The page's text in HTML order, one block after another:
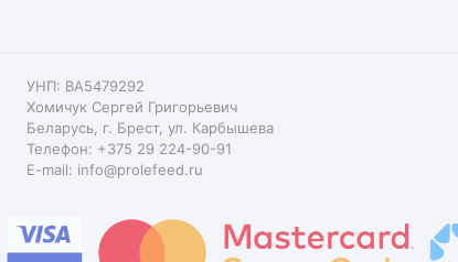
УНП: BA5479292
Хомичук Сергей Григорьевич
Беларусь, г. Брест, ул. Карбышева
Телефон: +375 29 224-90-91
E-mail: info@prolefeed.ru